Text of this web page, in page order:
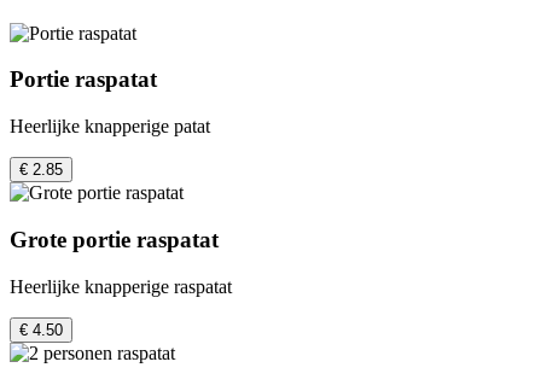
Portie raspatat
Heerlijke knapperige patat
€ 2.85
Grote portie raspatat
Heerlijke knapperige raspatat
€ 4.50